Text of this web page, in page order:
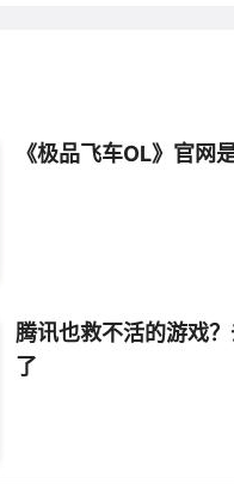
《极品飞车OL》官网
腾讯也救不活的游戏
了